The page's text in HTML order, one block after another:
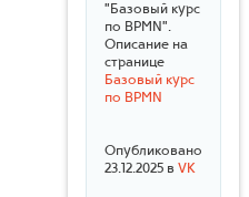
"Базовый курс
по BPMN".
Описание на
странице
Базовый курс
по BPMN
Опубликовано
23.12.2025 в VK